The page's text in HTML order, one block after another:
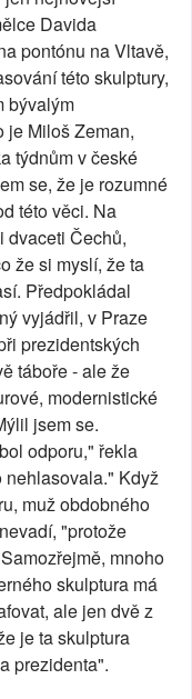
Davida
pontónu na Vltavě,
této skulptury,
bývalým
je Miloš Zeman,
týdnům v české
se, že je rozumné
této věci. Na
dvaceti Čechů,
že si myslí, že ta
Předpokládal
vyjádřil, v Praze
prezidentských
táboře - ale že
modernistické
jsem se.
odporu," řekla
nehlasovala." Když
muž obdobného
"protože
mnoho
skulptura má
ale jen dvě z
je ta skulptura
prezidenta".